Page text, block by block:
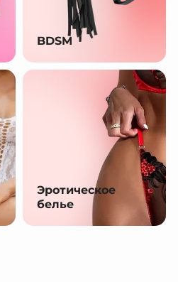
BDSM
Эротическое
белье